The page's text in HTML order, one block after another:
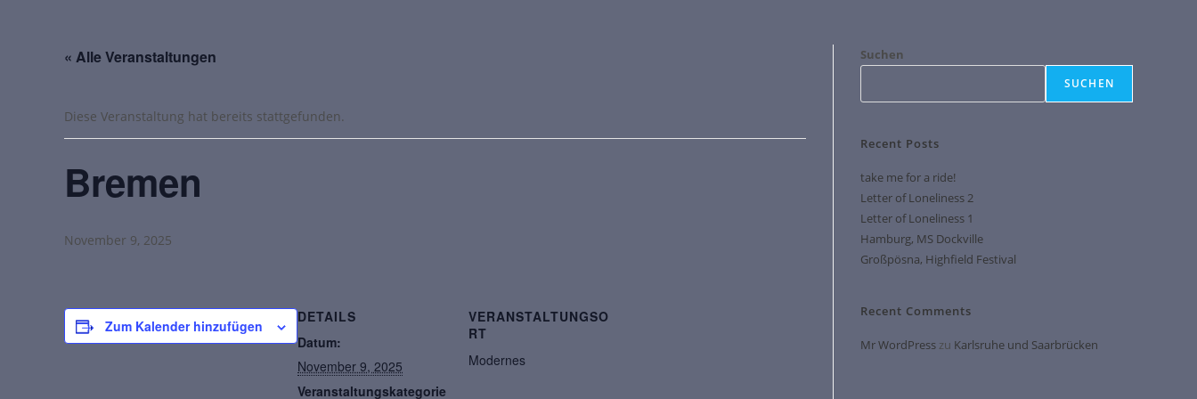
« Alle Veranstaltungen
Diese Veranstaltung hat bereits stattgefunden.
Bremen
November 9, 2025
Zum Kalender hinzufügen
DETAILS
Datum:
November 9, 2025
Veranstaltungskategorie
VERANSTALTUNGSO
RT
Modernes
Suchen
SUCHEN
Recent Posts
take me for a ride!
Letter of Loneliness 2
Letter of Loneliness 1
Hamburg, MS Dockville
Großpösna, Highfield Festival
Recent Comments
Mr WordPress zu Karlsruhe und Saarbrücken